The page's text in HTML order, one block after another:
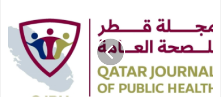
دراسة
قطر
دور
مراقبة
ما
بعد
التطعيم